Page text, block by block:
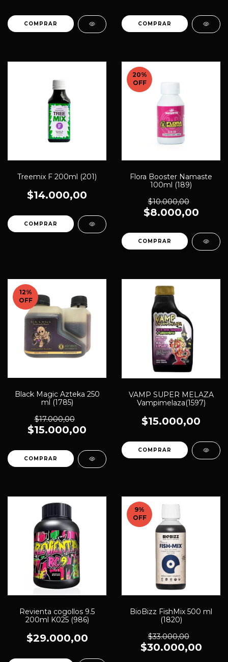
Treemix F 200ml (201)
$14.000,00
20%
OFF
Flora Booster Namaste
100ml (189)
$10.000,00
$8.000,00
12%
OFF
Black Magic Azteka 250
ml (1785)
$17.000,00
$15.000,00
VAMP SUPER MELAZA
Vampimelaza(1597)
$15.000,00
Revienta cogollos 9.5
200ml K025 (986)
$29.000,00
9%
OFF
BioBizz FishMix 500 ml
(1820)
$33.000,00
$30.000,00